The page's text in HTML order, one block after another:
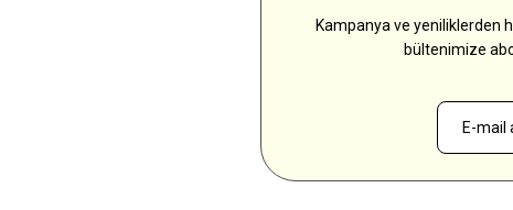
Kampanya ve yeniliklerden
bültenimize